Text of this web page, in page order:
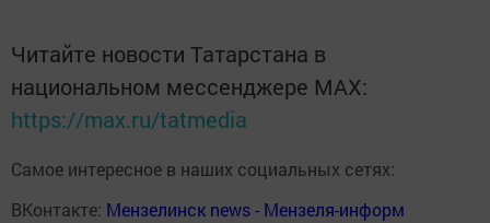
Читайте новости Татарстана в
национальном мессенджере MАХ:
https://max.ru/tatmedia
Самое интересное в наших социальных сетях:
ВКонтакте: Мензелинск news - Мензеля-информ